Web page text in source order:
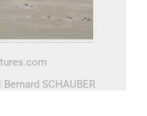
SCHAUBER